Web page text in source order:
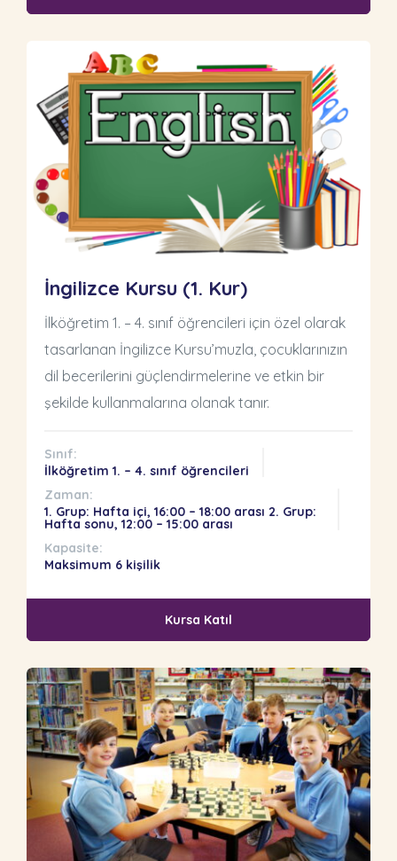
İngilizce Kursu (1. Kur)
İlköğretim 1. – 4. sınıf öğrencileri için özel olarak
tasarlanan İngilizce Kursu’muzla, çocuklarınızın
dil becerilerini güçlendirmelerine ve etkin bir
şekilde kullanmalarına olanak tanır.
Sınıf:
İlköğretim 1. – 4. sınıf öğrencileri
Zaman:
1. Grup: Hafta içi, 16:00 – 18:00 arası 2. Grup:
Hafta sonu, 12:00 – 15:00 arası
Kapasite:
Maksimum 6 kişilik
Kursa Katıl